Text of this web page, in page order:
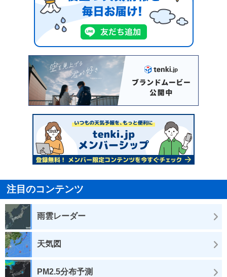
注目のコンテンツ
雨雲レーダー
天気図
PM2.5分布予測